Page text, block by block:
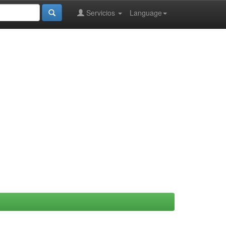
Language
Servicios